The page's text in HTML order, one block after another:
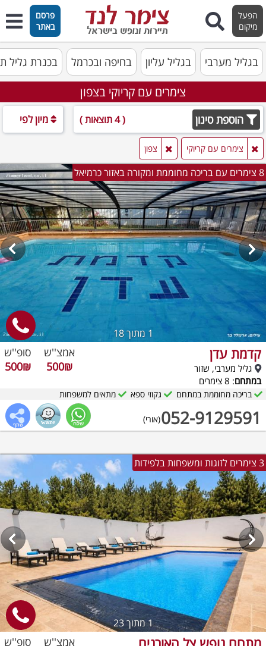
הפעל
מיקום
פרסם
באתר
בגליל מערבי בגליל עליון בחיפה ובכרמל בכנרת גליל
צימרים עם קריוקי בצפון
הוספת סינון ( 4 תוצאות ) מיון לפי
צימרים עם קריוקי צפון
8 צימרים עם בריכה מחוממת ומקורה באזור כרמיאל
1 מתוך 18
קדמת עדן
גליל מערבי, שזור
במתחם: 8 צימרים
052-9129591(אורי)
אמצ''ש
500₪
סופ''ש
500₪
בריכה מחוממת במתחם גקוזי ספא מתאים למשפחות
3 צימרים לזוגות ומשפחות בלפידות
1מתוך 23
אמצ''ש
סופ''ש